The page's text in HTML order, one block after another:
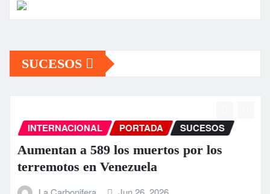
SUCESOS
INTERNACIONAL PORTADA SUCESOS
Aumentan a 589 los muertos por los
terremotos en Venezuela